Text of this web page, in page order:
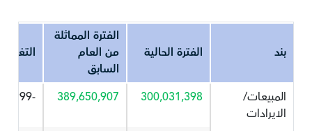
بند الفترة الحالية
الفترة المماثلة
من العام
السابق
التغير%
المبيعات/
الايرادات
300,031,398
389,650,907
-22.999